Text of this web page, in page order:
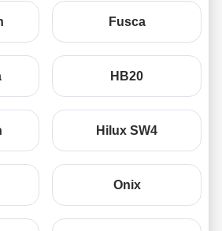
Fusca
HB20
Hilux SW4
Onix